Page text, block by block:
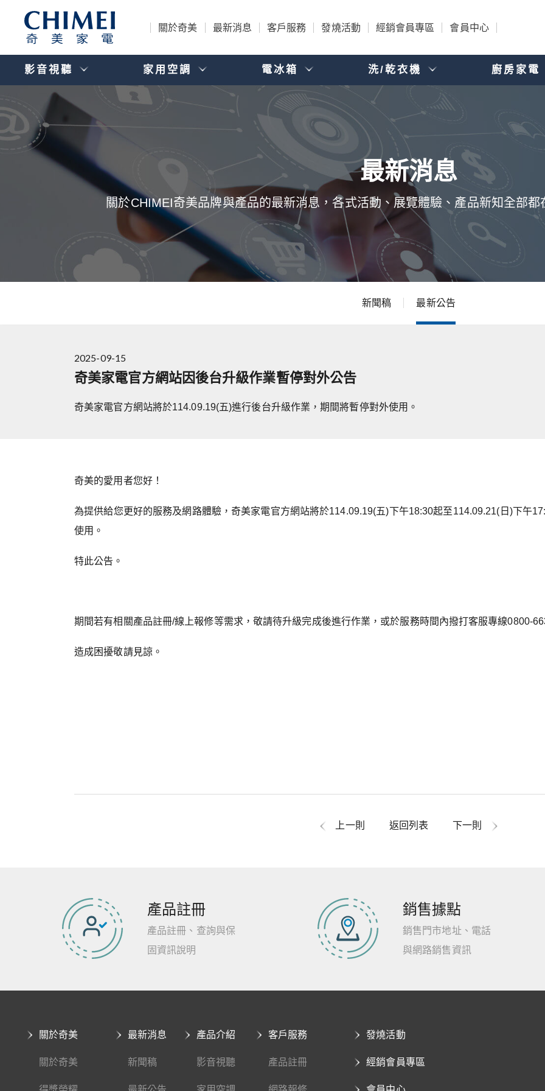
關於奇美 最新消息 客戶服務 發燒活動 經銷會員專區 會員中心
影音視聽 家用空調 電冰箱 洗/乾衣機 廚房家電
關於CHIMEI奇美品牌與產品的最新消息，各式活動、展覽體驗、產品新知全部都
新聞稿 最新公告
2025-09-15
奇美家電官方網站因後台升級作業暫停對外公告
奇美家電官方網站將於114.09.19(五)進行後台升級作業，期間將暫停對外使用。
奇美的愛用者您好！
為提供給您更好的服務及網路體驗，奇美家電官方網站將於114.09.19(五)下午18:30起至114.09.21(日)下午
使用。
特此公告。
期間若有相關產品註冊/線上報修等需求，敬請待升級完成後進行作業，或於服務時間內撥打客服專線0800-
造成困擾敬請見諒。
上一則 返回列表 下一則
產品註冊
產品註冊、查詢與保
固資訊說明
銷售據點
銷售門市地址、電話
與網路銷售資訊
關於奇美
關於奇美
最新消息
新聞稿
產品介紹
影音視聽
客戶服務
產品註冊
發燒活動
經銷會員專區